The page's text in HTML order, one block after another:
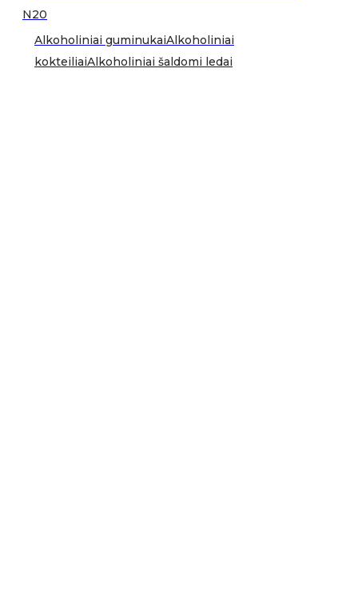
N20
Alkoholiniai guminukaiAlkoholiniai
kokteiliaiAlkoholiniai šaldomi ledai